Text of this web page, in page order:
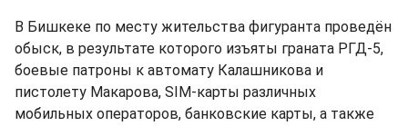
В Бишкеке по месту жительства фигуранта проведён
обыск, в результате которого изъяты граната РГД-5,
боевые патроны к автомату Калашникова и
пистолету Макарова, SIM-карты различных
мобильных операторов, банковские карты, а также